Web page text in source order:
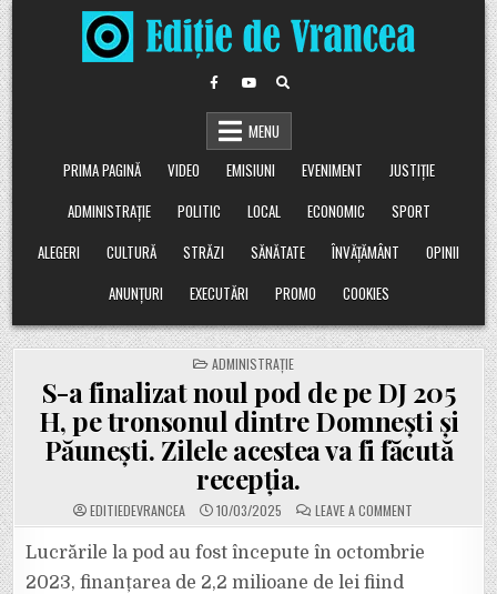
Skip
to
content
MENU
PRIMA PAGINĂ
VIDEO EMISIUNI EVENIMENT
JUSTIȚIE
ADMINISTRAȚIE
POLITIC LOCAL ECONOMIC
SPORT
ALEGERI
CULTURĂ STRĂZI SĂNĂTATE ÎNVĂȚĂMÂNT
OPINII
ANUNȚURI
EXECUTĂRI PROMO COOKIES
POSTED
IN
ADMINISTRAȚIE
S-a finalizat noul pod de pe DJ 205
H, pe tronsonul dintre Domnești și
Păunești. Zilele acestea va fi făcută
recepția.
EDITIEDEVRANCEA 10/03/2025 LEAVE A COMMENT
S-
FINALIZAT
NOUL
Lucrările la pod au fost începute în octombrie
2023, finanțarea de 2,2 milioane de lei fiind